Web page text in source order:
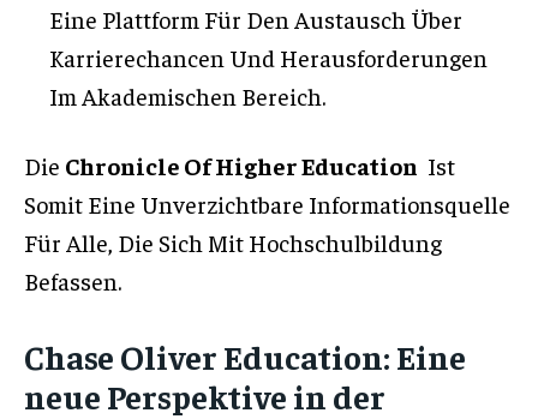
Eine Plattform Für Den Austausch Über
Karrierechancen Und Herausforderungen
Im Akademischen Bereich.
Die Chronicle Of Higher Education Ist
Somit Eine Unverzichtbare Informationsquelle
Für Alle, Die Sich Mit Hochschulbildung
Befassen.
Chase Oliver Education: Eine
neue Perspektive in der